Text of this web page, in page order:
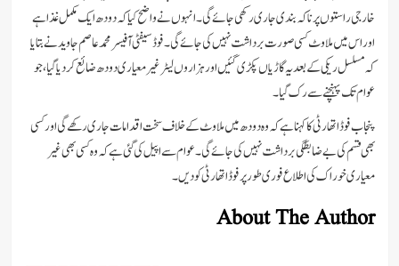
خارجی راستوں پر ناکہ بندی جاری رکھی جائے گی۔ انہوں نے واضح کیا کہ دودھ ایک مکمل غذا ہے
اور اس میں ملاوٹ کسی صورت برداشت نہیں کی جائے گی۔ فوڈ سیفٹی آفیسر محمد عاصم جاوید نے بتایا
کہ مسلسل ریکی کے بعد یہ گاڑیاں پکڑی گئیں اور ہزاروں لیٹر غیر معیاری دودھ ضائع کر دیا گیا، جو
عوام تک پہنچنے سے رک گیا۔
پنجاب فوڈ اتھارٹی کا کہنا ہے کہ وہ دودھ میں ملاوٹ کے خلاف سخت اقدامات جاری رکھے گی اور کسی
بھی قسم کی بے ضابطگی برداشت نہیں کی جائے گی۔ عوام سے اپیل کی گئی ہے کہ وہ کسی بھی غیر
معیاری خوراک کی اطلاع فوری طور پر فوڈ اتھارٹی کو دیں۔
About The Author